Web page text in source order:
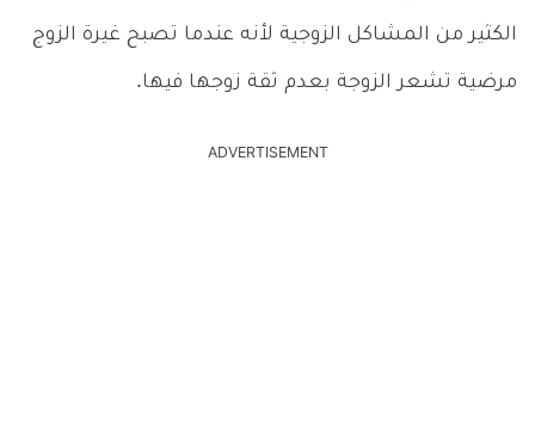
الكثير من المشاكل الزوجية لأنه عندما تصبح غيرة الزوج
مرضية تشعر الزوجة بعدم ثقة زوجها فيها.
ADVERTISEMENT